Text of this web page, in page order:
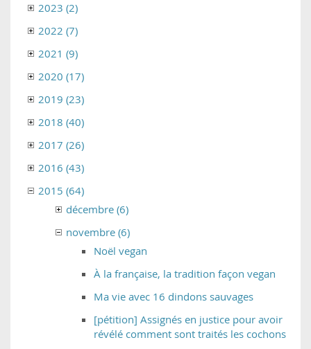
2023 (2)
2022 (7)
2021 (9)
2020 (17)
2019 (23)
2018 (40)
2017 (26)
2016 (43)
2015 (64)
décembre (6)
novembre (6)
Noël vegan
À la française, la tradition façon vegan
Ma vie avec 16 dindons sauvages
[pétition] Assignés en justice pour avoir
révélé comment sont traités les cochons